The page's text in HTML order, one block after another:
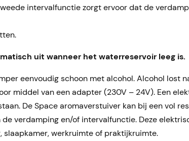
intervalfunctie zorgt ervoor dat de
uit wanneer het waterreservoir leeg is.
eenvoudig schoon met alcohol. Alcohol lost
middel van een adapter (230V – 24V). Een
De Space aromaverstuiver kan bij een vol
verdamping en/of intervalfunctie. Deze
slaapkamer, werkruimte of praktijkruimte.